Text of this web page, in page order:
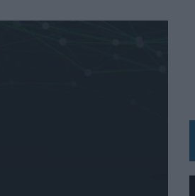
SON DOS CARAS DE LA MISMA